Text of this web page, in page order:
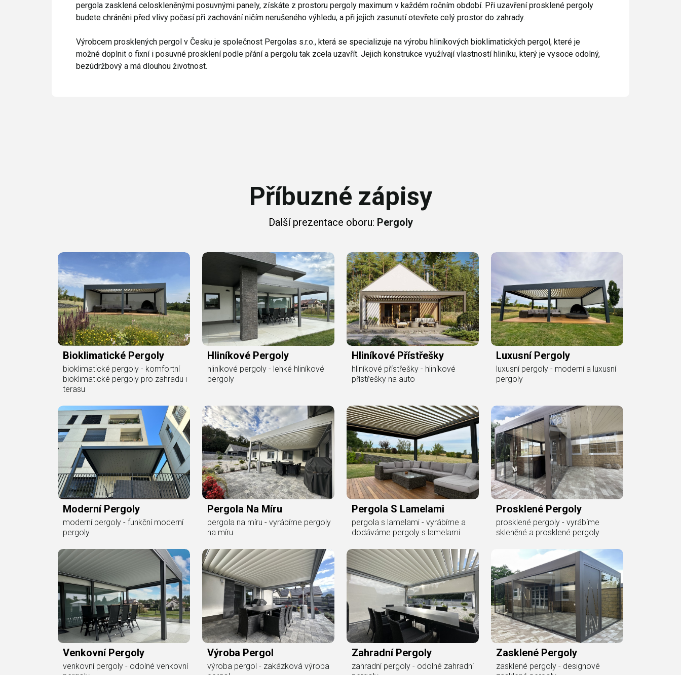
pergola zasklená celoskleněnými posuvnými panely, získáte z prostoru pergoly maximum v každém ročním období. Při uzavření prosklené pergoly
budete chráněni před vlivy počasí při zachování ničím nerušeného výhledu, a při jejich zasunutí otevřete celý prostor do zahrady.
Výrobcem prosklených pergol v Česku je společnost Pergolas s.r.o., která se specializuje na výrobu hliníkových bioklimatických pergol, které je
možné doplnit o fixní i posuvné prosklení podle přání a pergolu tak zcela uzavřít. Jejich konstrukce využívají vlastností hliníku, který je vysoce odolný,
bezúdržbový a má dlouhou životnost.
Příbuzné zápisy
Další prezentace oboru: Pergoly
Bioklimatické Pergoly
bioklimatické pergoly - komfortní
bioklimatické pergoly pro zahradu i
terasu
Hliníkové Pergoly
hliníkové pergoly - lehké hliníkové
pergoly
Hliníkové Přístřešky
hliníkové přístřešky - hliníkové
přístřešky na auto
Luxusní Pergoly
luxusní pergoly - moderní a luxusní
pergoly
Moderní Pergoly
moderní pergoly - funkční moderní
pergoly
Pergola Na Míru
pergola na míru - vyrábíme pergoly
na míru
Pergola S Lamelami
pergola s lamelami - vyrábíme a
dodáváme pergoly s lamelami
Prosklené Pergoly
prosklené pergoly - vyrábíme
skleněné a prosklené pergoly
Venkovní Pergoly
venkovní pergoly - odolné venkovní
Výroba Pergol
výroba pergol - zakázková výroba
Zahradní Pergoly
zahradní pergoly - odolné zahradní
Zasklené Pergoly
zasklené pergoly - designové